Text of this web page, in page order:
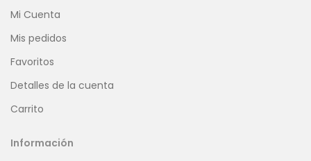
Mi Cuenta
Mis pedidos
Favoritos
Detalles de la cuenta
Carrito
Información